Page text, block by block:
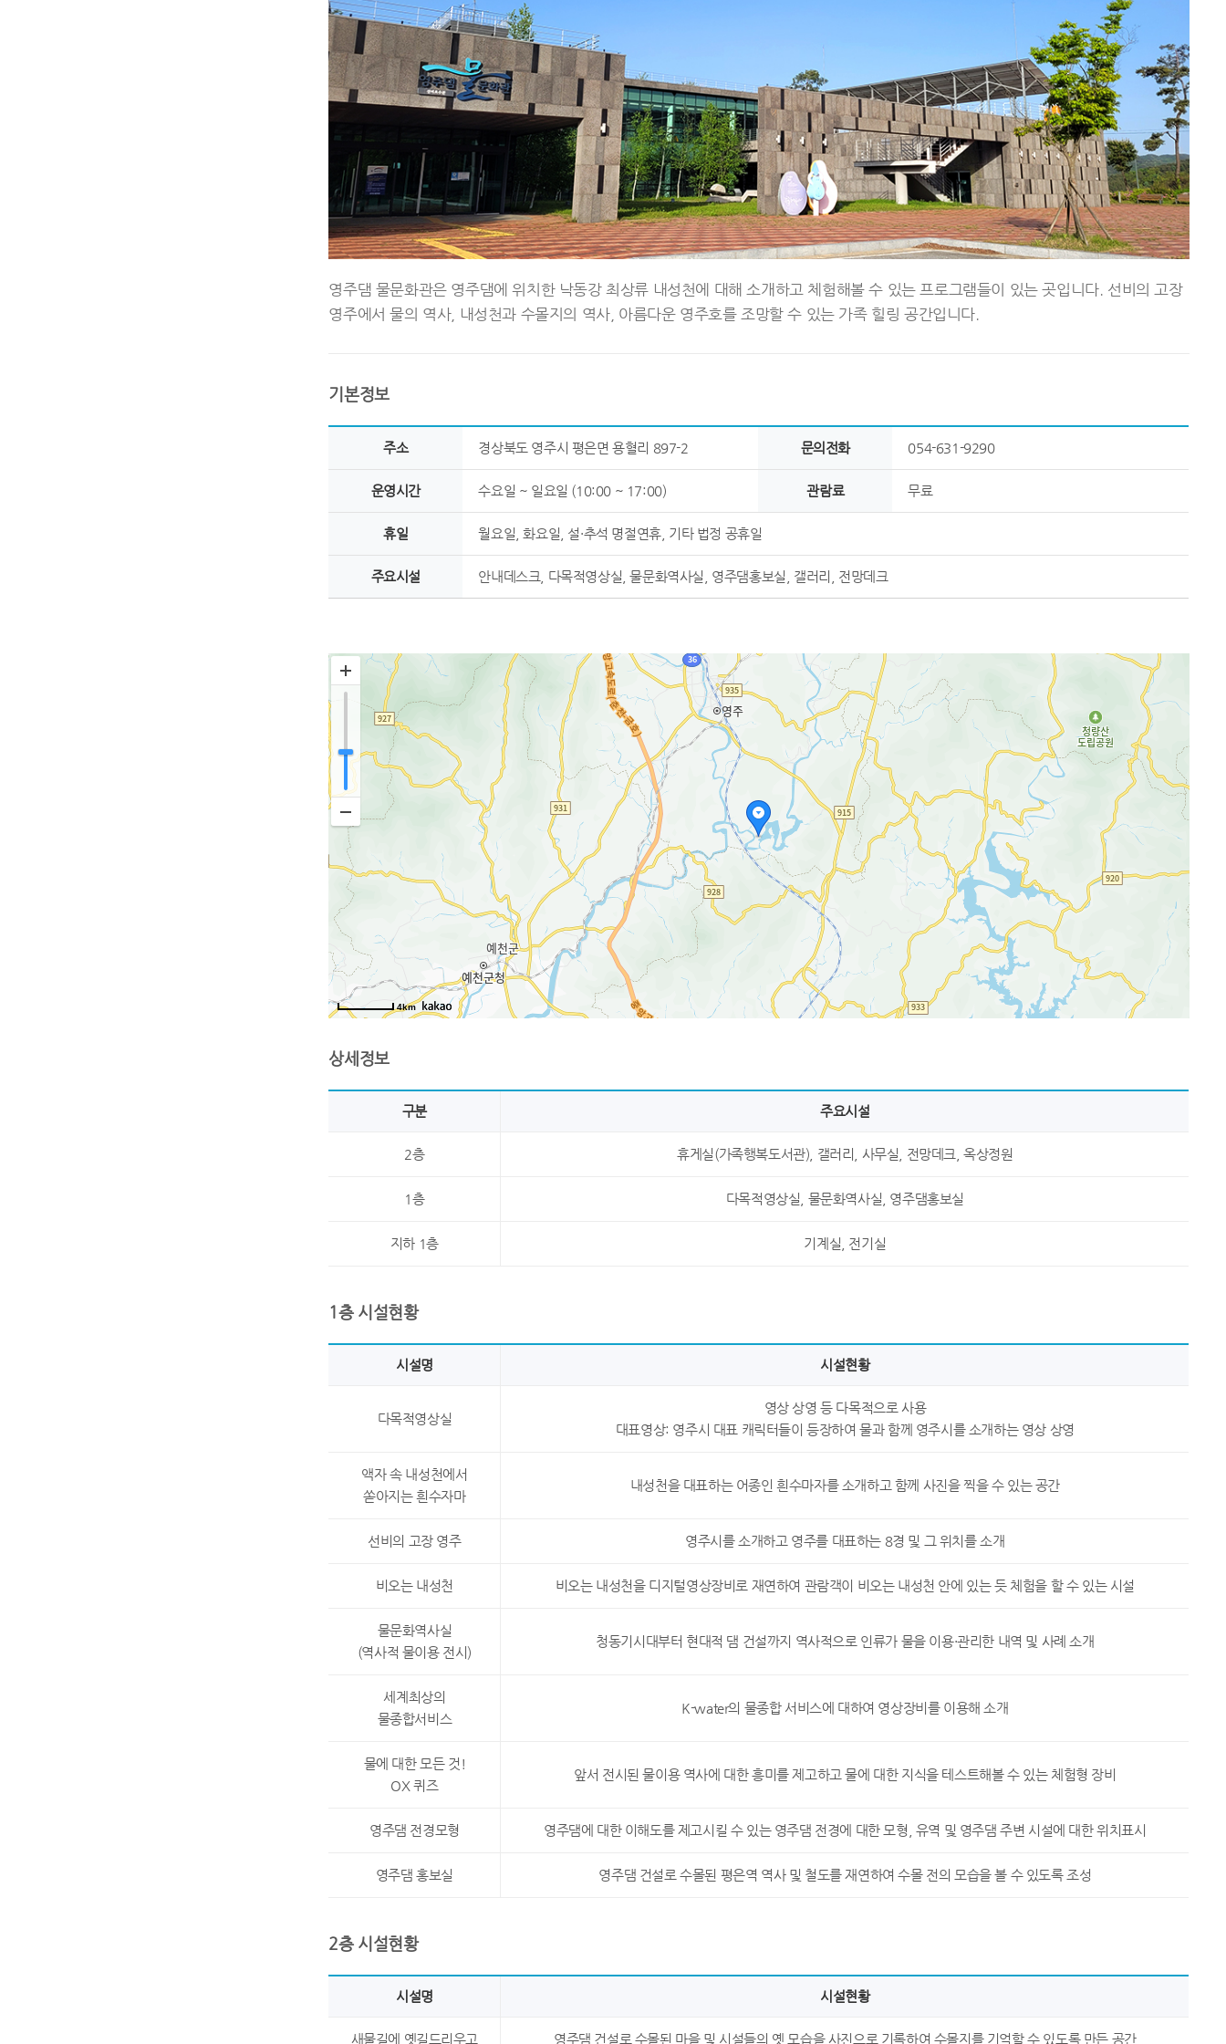
영주댐 물문화관은 영주댐에 위치한 낙동강 최상류 내성천에 대해 소개하고 체험해볼 수 있는 프로그램들이 있는 곳입니다. 선비의 고장
영주에서 물의 역사, 내성천과 수몰지의 역사, 아름다운 영주호를 조망할 수 있는 가족 힐링 공간입니다.
기본정보
주소 경상북도 영주시 평은면 용혈리 897-2 문의전화 054-631-9290
운영시간 수요일 ~ 일요일 (10:00 ~ 17:00) 관람료 무료
휴일 월요일, 화요일, 설·추석 명절연휴, 기타 법정 공휴일
주요시설 안내데스크, 다목적영상실, 물문화역사실, 영주댐홍보실, 갤러리, 전망데크
4km
상세정보
구분 주요시설
2층 휴게실(가족행복도서관), 갤러리, 사무실, 전망데크, 옥상정원
1층 다목적영상실, 물문화역사실, 영주댐홍보실
지하 1층 기계실, 전기실
1층 시설현황
시설명 시설현황
다목적영상실
영상 상영 등 다목적으로 사용
대표영상: 영주시 대표 캐릭터들이 등장하여 물과 함께 영주시를 소개하는 영상 상영
액자 속 내성천에서
쏟아지는 흰수자마
내성천을 대표하는 어종인 흰수마자를 소개하고 함께 사진을 찍을 수 있는 공간
선비의 고장 영주 영주시를 소개하고 영주를 대표하는 8경 및 그 위치를 소개
비오는 내성천 비오는 내성천을 디지털영상장비로 재연하여 관람객이 비오는 내성천 안에 있는 듯 체험을 할 수 있는 시설
물문화역사실
(역사적 물이용 전시)
청동기시대부터 현대적 댐 건설까지 역사적으로 인류가 물을 이용·관리한 내역 및 사례 소개
세계최상의
물종합서비스
K-water의 물종합 서비스에 대하여 영상장비를 이용해 소개
물에 대한 모든 것!
OX 퀴즈
앞서 전시된 물이용 역사에 대한 흥미를 제고하고 물에 대한 지식을 테스트해볼 수 있는 체험형 장비
영주댐 전경모형 영주댐에 대한 이해도를 제고시킬 수 있는 영주댐 전경에 대한 모형, 유역 및 영주댐 주변 시설에 대한 위치표시
영주댐 홍보실 영주댐 건설로 수몰된 평은역 역사 및 철도를 재연하여 수몰 전의 모습을 볼 수 있도록 조성
2층 시설현황
시설명 시설현황
새물길에 옛길드리우고 영주댐 건설로 수몰된 마을 및 시설들의 옛 모습을 사진으로 기록하여 수몰지를 기억할 수 있도록 만든 공간